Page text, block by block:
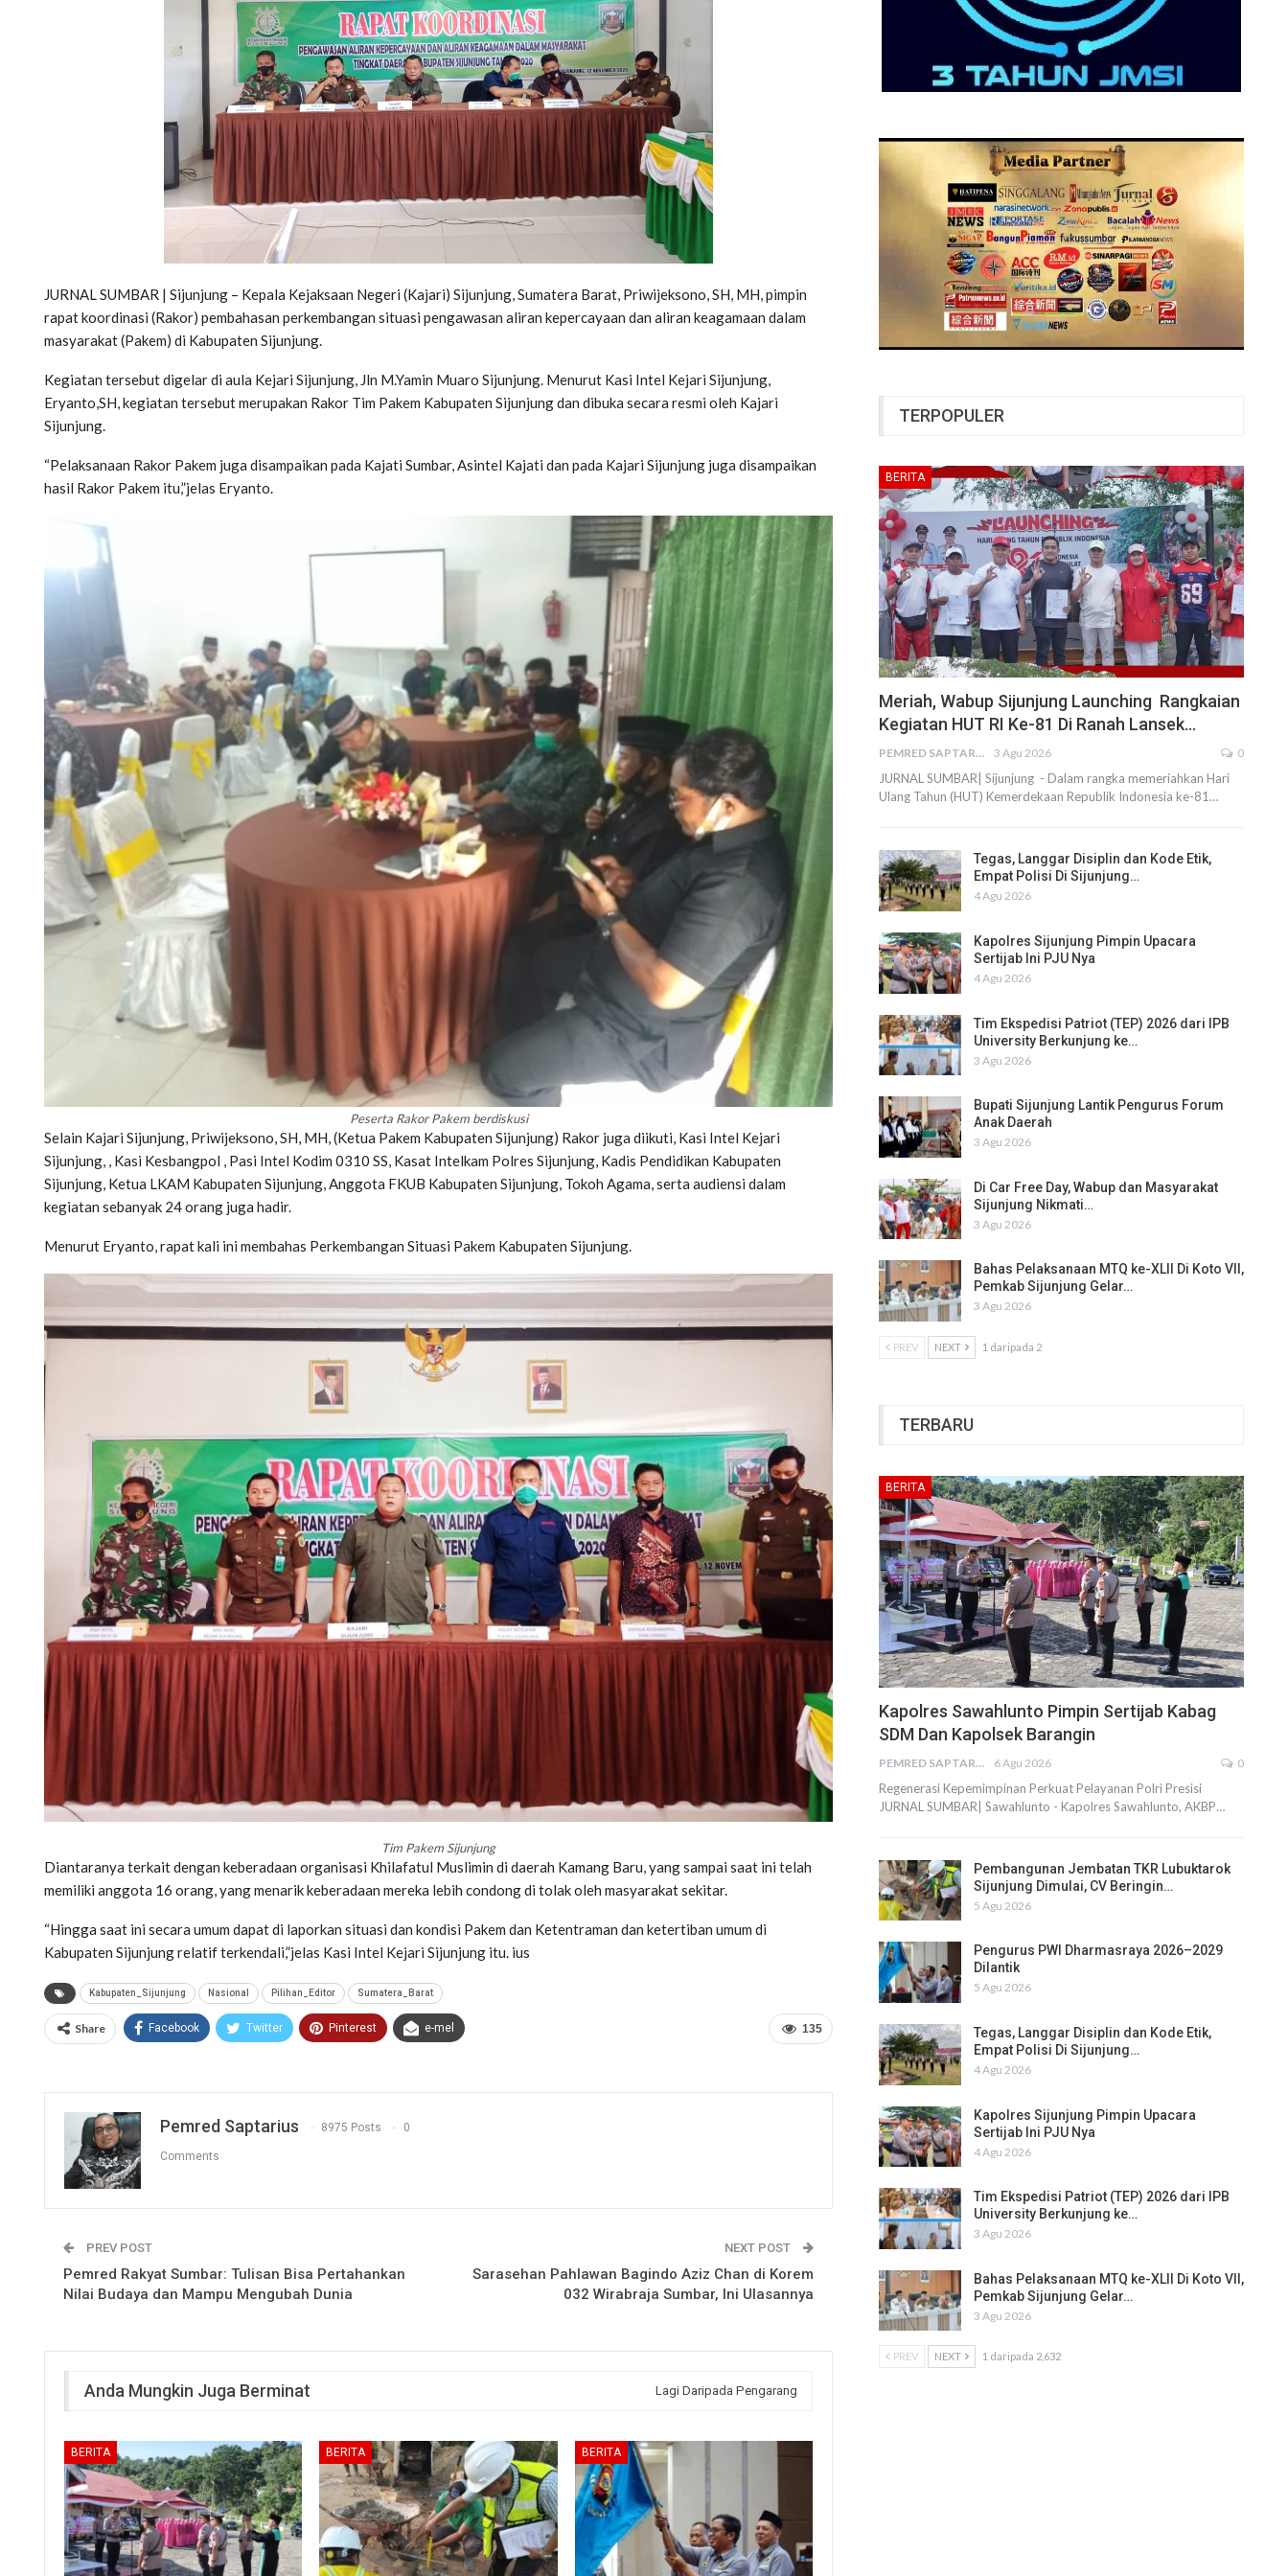
JURNAL SUMBAR | Sijunjung – Kepala Kejaksaan Negeri (Kajari) Sijunjung, Sumatera Barat, Priwijeksono, SH, MH, pimpin
rapat koordinasi (Rakor) pembahasan perkembangan situasi pengawasan aliran kepercayaan dan aliran keagamaan dalam
masyarakat (Pakem) di Kabupaten Sijunjung.
Kegiatan tersebut digelar di aula Kejari Sijunjung, Jln M.Yamin Muaro Sijunjung. Menurut Kasi Intel Kejari Sijunjung,
Eryanto,SH, kegiatan tersebut merupakan Rakor Tim Pakem Kabupaten Sijunjung dan dibuka secara resmi oleh Kajari
Sijunjung.
“Pelaksanaan Rakor Pakem juga disampaikan pada Kajati Sumbar, Asintel Kajati dan pada Kajari Sijunjung juga disampaikan
hasil Rakor Pakem itu,”jelas Eryanto.
Peserta Rakor Pakem berdiskusi
Selain Kajari Sijunjung, Priwijeksono, SH, MH, (Ketua Pakem Kabupaten Sijunjung) Rakor juga diikuti, Kasi Intel Kejari
Sijunjung, , Kasi Kesbangpol , Pasi Intel Kodim 0310 SS, Kasat Intelkam Polres Sijunjung, Kadis Pendidikan Kabupaten
Sijunjung, Ketua LKAM Kabupaten Sijunjung, Anggota FKUB Kabupaten Sijunjung, Tokoh Agama, serta audiensi dalam
kegiatan sebanyak 24 orang juga hadir.
Menurut Eryanto, rapat kali ini membahas Perkembangan Situasi Pakem Kabupaten Sijunjung.
Tim Pakem Sijunjung
Diantaranya terkait dengan keberadaan organisasi Khilafatul Muslimin di daerah Kamang Baru, yang sampai saat ini telah
memiliki anggota 16 orang, yang menarik keberadaan mereka lebih condong di tolak oleh masyarakat sekitar.
“Hingga saat ini secara umum dapat di laporkan situasi dan kondisi Pakem dan Ketentraman dan ketertiban umum di
Kabupaten Sijunjung relatif terkendali,”jelas Kasi Intel Kejari Sijunjung itu. ius
Kabupaten_Sijunjung Nasional Pilihan_Editor Sumatera_Barat
135
Share Facebook Twitter Pinterest e-mel
Pemred Saptarius 8975 Posts 0
Comments
PREV POST
Pemred Rakyat Sumbar: Tulisan Bisa Pertahankan
Nilai Budaya dan Mampu Mengubah Dunia
NEXT POST
Sarasehan Pahlawan Bagindo Aziz Chan di Korem
032 Wirabraja Sumbar, Ini Ulasannya
Anda Mungkin Juga Berminat Lagi Daripada Pengarang
BERITA BERITA BERITA
TERPOPULER
BERITA
Meriah, Wabup Sijunjung Launching Rangkaian
Kegiatan HUT RI Ke-81 Di Ranah Lansek…
PEMRED SAPTARIUS 3 Agu 2026 0
JURNAL SUMBAR| Sijunjung - Dalam rangka memeriahkan Hari
Ulang Tahun (HUT) Kemerdekaan Republik Indonesia ke-81…
Tegas, Langgar Disiplin dan Kode Etik,
Empat Polisi Di Sijunjung…
4 Agu 2026
Kapolres Sijunjung Pimpin Upacara
Sertijab Ini PJU Nya
4 Agu 2026
Tim Ekspedisi Patriot (TEP) 2026 dari IPB
University Berkunjung ke…
3 Agu 2026
Bupati Sijunjung Lantik Pengurus Forum
Anak Daerah
3 Agu 2026
Di Car Free Day, Wabup dan Masyarakat
Sijunjung Nikmati…
3 Agu 2026
Bahas Pelaksanaan MTQ ke-XLII Di Koto VII,
Pemkab Sijunjung Gelar…
3 Agu 2026
PREV NEXT 1 daripada 2
TERBARU
BERITA
Kapolres Sawahlunto Pimpin Sertijab Kabag
SDM Dan Kapolsek Barangin
PEMRED SAPTARIUS 6 Agu 2026 0
Regenerasi Kepemimpinan Perkuat Pelayanan Polri Presisi
JURNAL SUMBAR| Sawahlunto - Kapolres Sawahlunto, AKBP…
Pembangunan Jembatan TKR Lubuktarok
Sijunjung Dimulai, CV Beringin…
5 Agu 2026
Pengurus PWI Dharmasraya 2026–2029
Dilantik
5 Agu 2026
Tegas, Langgar Disiplin dan Kode Etik,
Empat Polisi Di Sijunjung…
4 Agu 2026
Kapolres Sijunjung Pimpin Upacara
Sertijab Ini PJU Nya
4 Agu 2026
Tim Ekspedisi Patriot (TEP) 2026 dari IPB
University Berkunjung ke…
3 Agu 2026
Bahas Pelaksanaan MTQ ke-XLII Di Koto VII,
Pemkab Sijunjung Gelar…
3 Agu 2026
PREV NEXT 1 daripada 2,632